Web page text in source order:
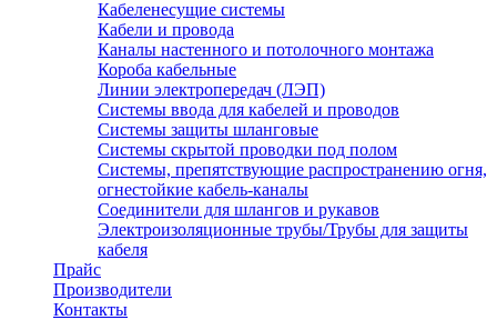
Кабеленесущие системы
Кабели и провода
Каналы настенного и потолочного монтажа
Короба кабельные
Линии электропередач (ЛЭП)
Системы ввода для кабелей и проводов
Системы защиты шланговые
Системы скрытой проводки под полом
Системы, препятствующие распространению огня,
огнестойкие кабель-каналы
Соединители для шлангов и рукавов
Электроизоляционные трубы/Трубы для защиты
кабеля
Прайс
Производители
Контакты